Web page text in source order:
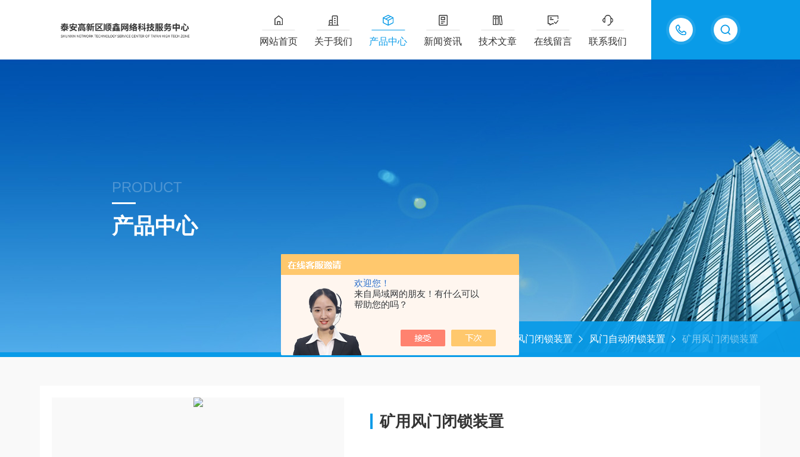
欢迎您！
来自局域网的朋友！有什么可以
帮助您的吗？
18605483306
网站首页 关于我们 产品中心 新闻资讯 技术文章 在线留言 联系我们
PRODUCT
产品中心
首页 产品中心 矿用风门闭锁装置 风门自动闭锁装置 矿用风门闭锁装置
矿用风门闭锁装置